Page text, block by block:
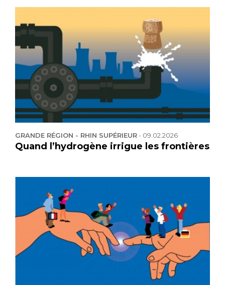
GRANDE RÉGION - RHIN SUPÉRIEUR- 09.02.2026
Quand l’hydrogène irrigue les frontières